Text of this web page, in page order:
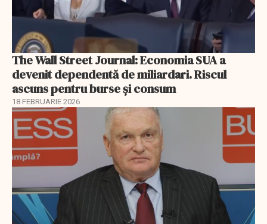
The Wall Street Journal: Economia SUA a
devenit dependentă de miliardari. Riscul
ascuns pentru burse și consum
18 FEBRUARIE 2026
EXCLUSIV